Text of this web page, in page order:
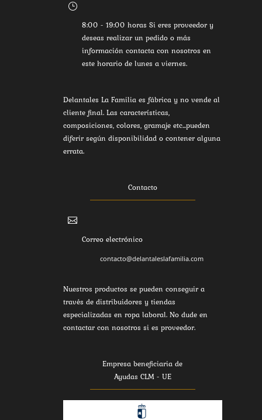
}
8:00 - 19:00 horas Si eres proveedor y
deseas realizar un pedido o más
información contacta con nosotros en
este horario de lunes a viernes.
Delantales La Familia es fábrica y no vende al
cliente final. Las características,
composiciones, colores, gramaje etc...pueden
diferir según disponibilidad o contener alguna
errata.
Contacto

Correo electrónico
contacto@delantaleslafamilia.com
Nuestros productos se pueden conseguir a
través de distribuidores y tiendas
especializadas en ropa laboral. No dude en
contactar con nosotros si es proveedor.
Empresa beneficiaria de
Ayudas CLM - UE